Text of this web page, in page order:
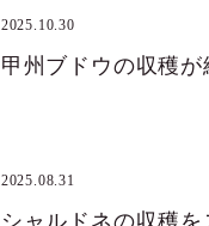
2025.10.30
甲州ブドウの収穫が
2025.08.31
シャルドネの収穫を